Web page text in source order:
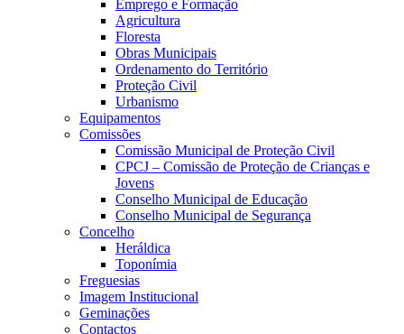
Emprego e Formação
Agricultura
Floresta
Obras Municipais
Ordenamento do Território
Proteção Civil
Urbanismo
Equipamentos
Comissões
Comissão Municipal de Proteção Civil
CPCJ – Comissão de Proteção de Crianças e
Jovens
Conselho Municipal de Educação
Conselho Municipal de Segurança
Concelho
Heráldica
Toponímia
Freguesias
Imagem Institucional
Geminações
Contactos